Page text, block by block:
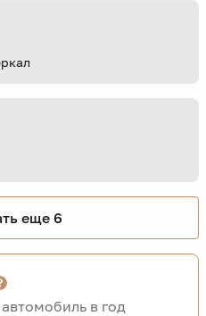
еще 6
в год